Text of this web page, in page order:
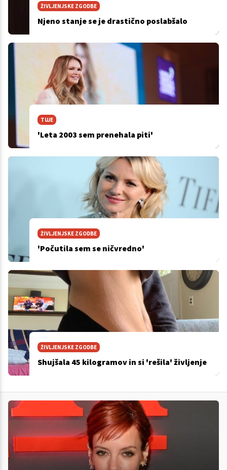
ŽIVLJENJSKE ZGODBE
Njeno stanje se je drastično poslabšalo
TUJE
'Leta 2003 sem prenehala piti'
ŽIVLJENJSKE ZGODBE
'Počutila sem se ničvredno'
ŽIVLJENJSKE ZGODBE
Shujšala 45 kilogramov in si 'rešila' življenje